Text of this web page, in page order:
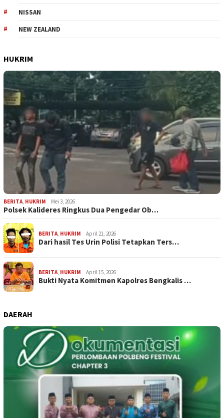
NISSAN
NEW ZEALAND
HUKRIM
BERITA HUKRIM Mei 3, 2026
Polsek Kalideres Ringkus Dua Pengedar Ob…
BERITA HUKRIM April 21, 2026
Dari hasil Tes Urin Polisi Tetapkan Ters…
BERITA HUKRIM April 15, 2026
Bukti Nyata Komitmen Kapolres Bengkalis …
DAERAH